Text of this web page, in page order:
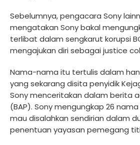
Sebelumnya, pengacara Sony
mengatakan Sony bakal
terlibat dalam sengkarut korupsi
mengajukan diri sebagai justice
Nama-nama itu tertulis dalam
yang sekarang disita penyidik
Sony menceritakan dalam berita
(BAP). Sony mengungkap 26
mau disalahkan sendirian dalam
penentuan yayasan pemegang